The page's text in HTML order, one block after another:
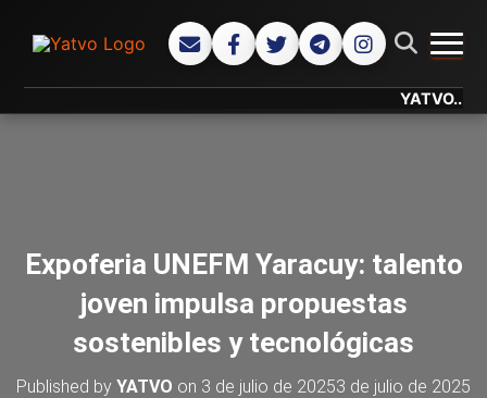
YATVO... Tu
Expoferia UNEFM Yaracuy: talento
joven impulsa propuestas
sostenibles y tecnológicas
Published by YATVO on 3 de julio de 20253 de julio de 2025